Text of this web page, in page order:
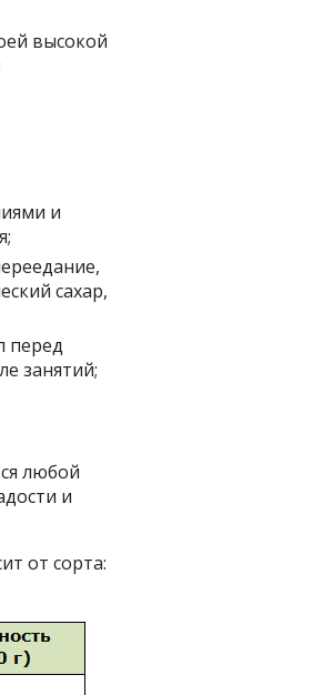
высокой
и
сахар,
перед
занятий;
любой
и
от сорта: